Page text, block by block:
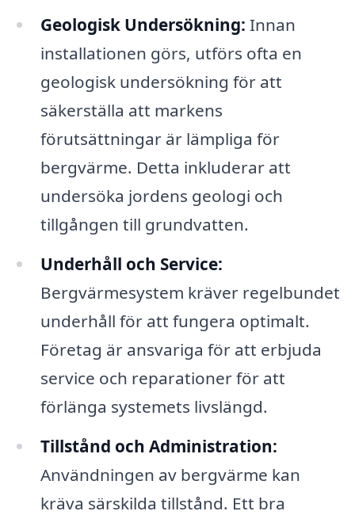
Geologisk Undersökning: Innan
installationen görs, utförs ofta en
geologisk undersökning för att
säkerställa att markens
förutsättningar är lämpliga för
bergvärme. Detta inkluderar att
undersöka jordens geologi och
tillgången till grundvatten.
Underhåll och Service:
Bergvärmesystem kräver regelbundet
underhåll för att fungera optimalt.
Företag är ansvariga för att erbjuda
service och reparationer för att
förlänga systemets livslängd.
Tillstånd och Administration:
Användningen av bergvärme kan
kräva särskilda tillstånd. Ett bra